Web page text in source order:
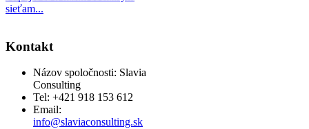
sieťam...
Kontakt
Názov spoločnosti: Slavia
Consulting
Tel: +421 918 153 612
Email:
info@slaviaconsulting.sk